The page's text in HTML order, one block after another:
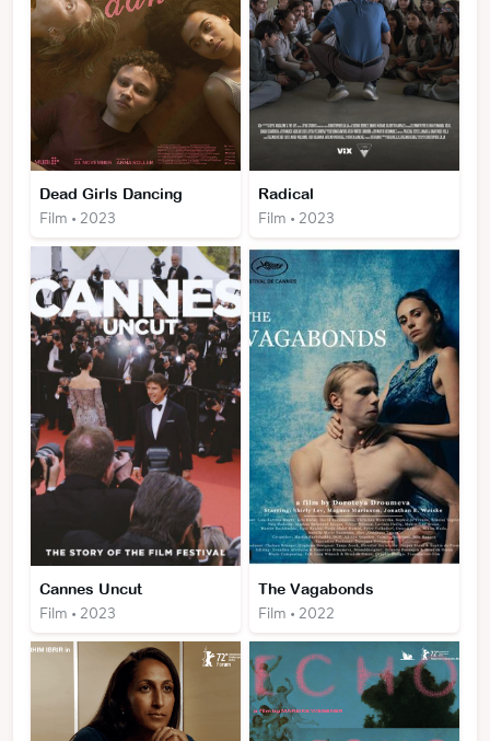
Dead Girls Dancing
Film • 2023
Radical
Film • 2023
Cannes Uncut
Film • 2023
The Vagabonds
Film • 2022